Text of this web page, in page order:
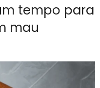
tempo para
mau